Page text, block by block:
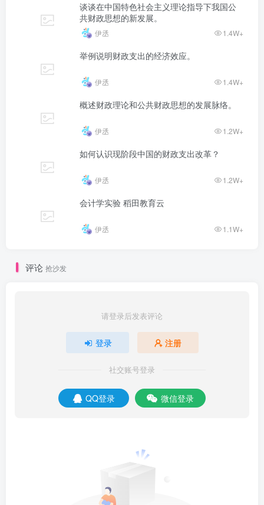
谈谈在中国特色社会主义理论指导下我国公
共财政思想的新发展。
伊丞 1.4W+
举例说明财政支出的经济效应。
伊丞 1.4W+
概述财政理论和公共财政思想的发展脉络。
伊丞 1.2W+
如何认识现阶段中国的财政支出改革？
伊丞 1.2W+
会计学实验 稻田教育云
伊丞 1.1W+
评论 抢沙发
请登录后发表评论
登录 注册
社交账号登录
QQ登录 微信登录